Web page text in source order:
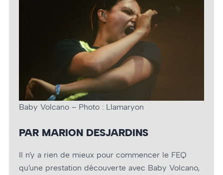
Baby Volcano – Photo : Llamaryon
PAR MARION DESJARDINS
Il n’y a rien de mieux pour commencer le FEQ
qu’une prestation découverte avec Baby Volcano,